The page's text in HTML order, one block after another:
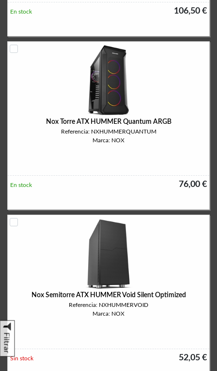
Filtrar
106,50 €
En stock
Nox Torre ATX HUMMER Quantum ARGB
Referencia: NXHUMMERQUANTUM
Marca: NOX
76,00 €
En stock
Nox Semitorre ATX HUMMER Void Silent Optimized
Referencia: NXHUMMERVOID
Marca: NOX
52,05 €
Sin stock